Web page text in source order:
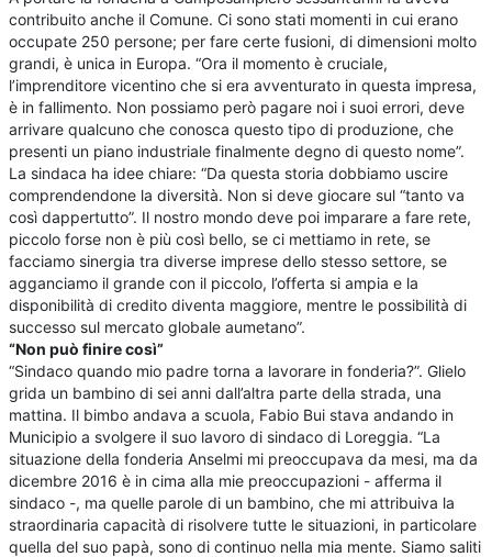
contribuito anche il Comune. Ci sono stati momenti in cui erano
occupate 250 persone; per fare certe fusioni, di dimensioni molto
grandi, è unica in Europa. “Ora il momento è cruciale,
l’imprenditore vicentino che si era avventurato in questa impresa,
è in fallimento. Non possiamo però pagare noi i suoi errori, deve
arrivare qualcuno che conosca questo tipo di produzione, che
presenti un piano industriale finalmente degno di questo nome”.
La sindaca ha idee chiare: “Da questa storia dobbiamo uscire
comprendendone la diversità. Non si deve giocare sul “tanto va
così dappertutto”. Il nostro mondo deve poi imparare a fare rete,
piccolo forse non è più così bello, se ci mettiamo in rete, se
facciamo sinergia tra diverse imprese dello stesso settore, se
agganciamo il grande con il piccolo, l’offerta si ampia e la
disponibilità di credito diventa maggiore, mentre le possibilità di
successo sul mercato globale aumetano”.
“Non può finire così”
“Sindaco quando mio padre torna a lavorare in fonderia?”. Glielo
grida un bambino di sei anni dall’altra parte della strada, una
mattina. Il bimbo andava a scuola, Fabio Bui stava andando in
Municipio a svolgere il suo lavoro di sindaco di Loreggia. “La
situazione della fonderia Anselmi mi preoccupava da mesi, ma da
dicembre 2016 è in cima alla mie preoccupazioni - afferma il
sindaco -, ma quelle parole di un bambino, che mi attribuiva la
straordinaria capacità di risolvere tutte le situazioni, in particolare
quella del suo papà, sono di continuo nella mia mente. Siamo saliti